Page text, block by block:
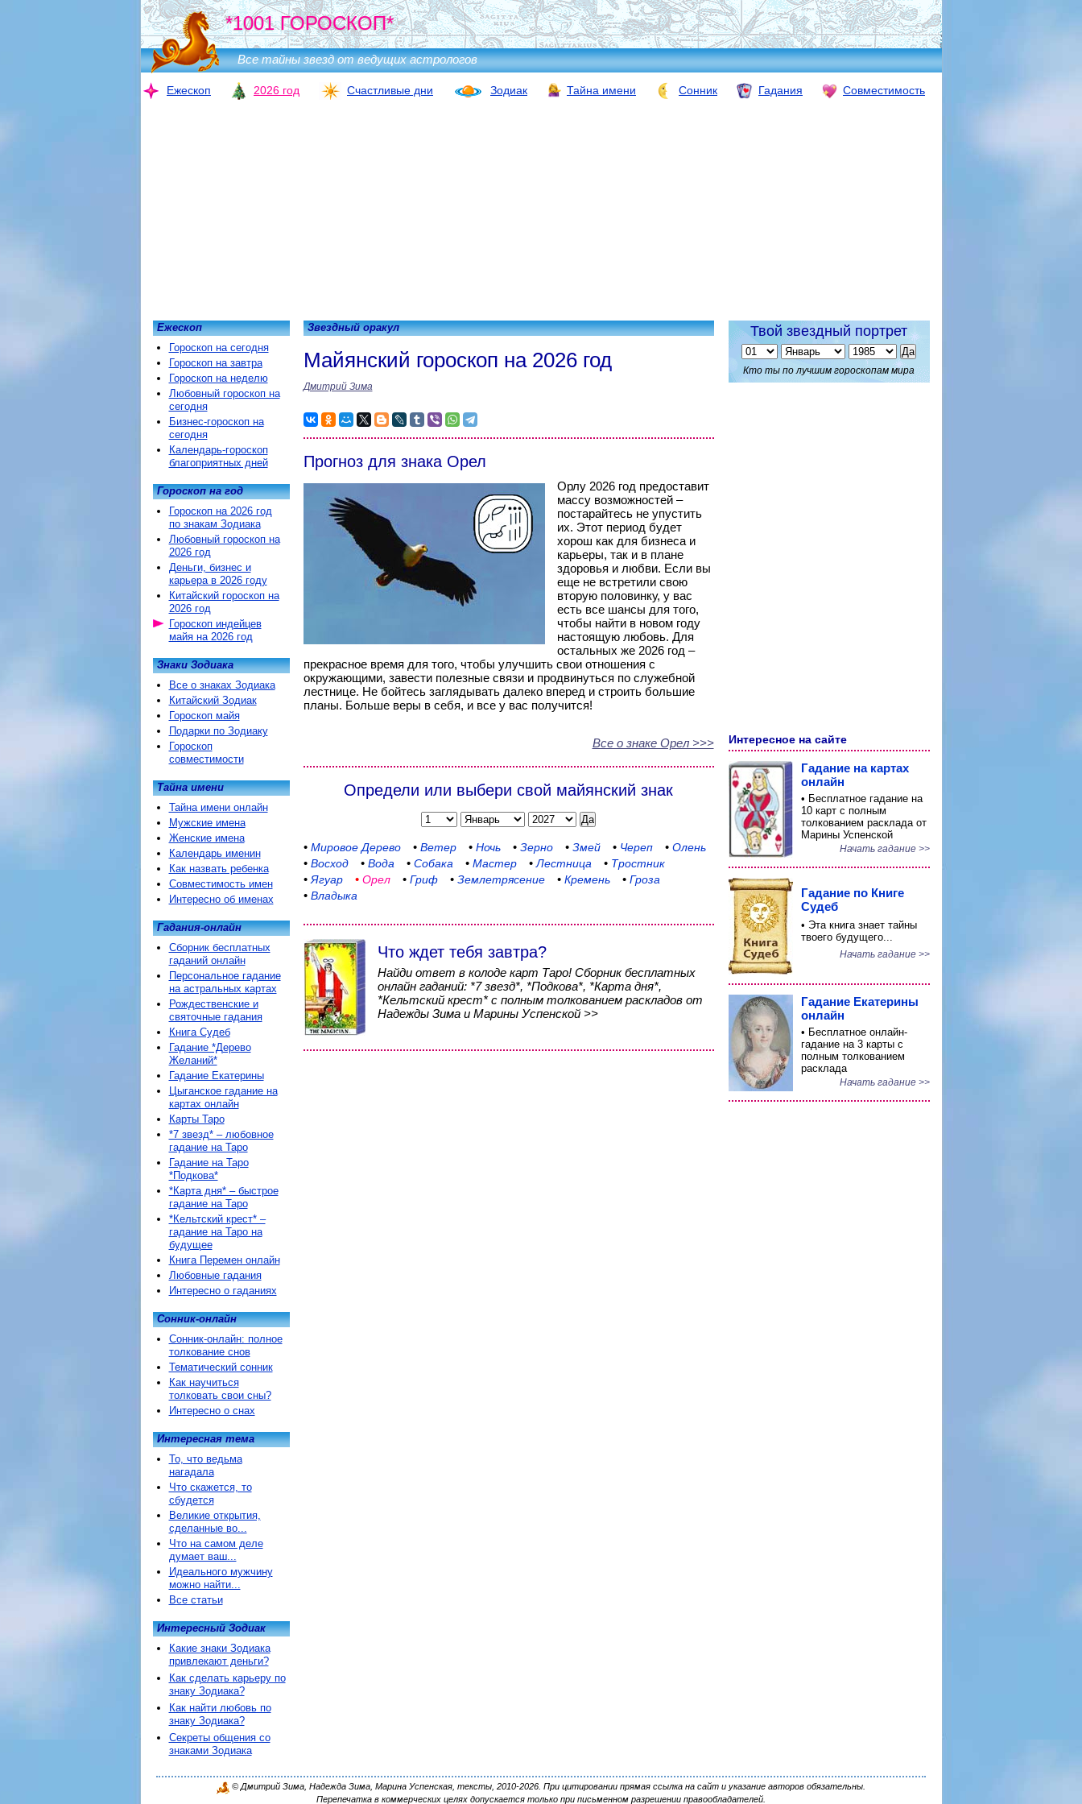
*1001 ГОРОСКОП*
Все тайны звезд от ведущих астрологов
Ежескоп 2026 год Счастливые дни Зодиак Тайна имени Сонник Гадания Совместимость
Звездный оракул
Майянский гороскоп на 2026 год
Дмитрий Зима
Прогноз для знака Орел
Орлу 2026 год предоставит
массу возможностей –
постарайтесь не упустить
их. Этот период будет
хорош как для бизнеса и
карьеры, так и в плане
здоровья и любви. Если вы
еще не встретили свою
вторую половинку, у вас
есть все шансы для того,
чтобы найти в новом году
настоящую любовь. Для
остальных же 2026 год –
прекрасное время для того, чтобы улучшить свои отношения с
окружающими, завести полезные связи и продвинуться по служебной
лестнице. Не бойтесь заглядывать далеко вперед и строить большие
планы. Больше веры в себя, и все у вас получится!
Все о знаке Орел >>>
Определи или выбери свой майянский знак
• Мировое Дерево • Ветер • Ночь • Зерно • Змей • Череп • Олень
• Восход • Вода • Собака • Мастер • Лестница • Тростник
• Ягуар • Орел • Гриф • Землетрясение • Кремень • Гроза
• Владыка
Что ждет тебя завтра?
Найди ответ в колоде карт Таро! Сборник бесплатных
онлайн гаданий: *7 звезд*, *Подкова*, *Карта дня*,
*Кельтский крест* с полным толкованием раскладов от
Надежды Зима и Марины Успенской >>
Ежескоп
Гороскоп на сегодня
Гороскоп на завтра
Гороскоп на неделю
Любовный гороскоп на
сегодня
Бизнес-гороскоп на
сегодня
Календарь-гороскоп
благоприятных дней
Гороскоп на год
Гороскоп на 2026 год
по знакам Зодиака
Любовный гороскоп на
2026 год
Деньги, бизнес и
карьера в 2026 году
Китайский гороскоп на
2026 год
Гороскоп индейцев
майя на 2026 год
Знаки Зодиака
Все о знаках Зодиака
Китайский Зодиак
Гороскоп майя
Подарки по Зодиаку
Гороскоп
совместимости
Тайна имени
Тайна имени онлайн
Мужские имена
Женские имена
Календарь именин
Как назвать ребенка
Совместимость имен
Интересно об именах
Гадания-онлайн
Сборник бесплатных
гаданий онлайн
Персональное гадание
на астральных картах
Рождественские и
святочные гадания
Книга Судеб
Гадание *Дерево
Желаний*
Гадание Екатерины
Цыганское гадание на
картах онлайн
Карты Таро
*7 звезд* – любовное
гадание на Таро
Гадание на Таро
*Подкова*
*Карта дня* – быстрое
гадание на Таро
*Кельтский крест* –
гадание на Таро на
будущее
Книга Перемен онлайн
Любовные гадания
Интересно о гаданиях
Сонник-онлайн
Сонник-онлайн: полное
толкование снов
Тематический сонник
Как научиться
толковать свои сны?
Интересно о снах
Интересная тема
То, что ведьма
нагадала
Что скажется, то
сбудется
Великие открытия,
сделанные во...
Что на самом деле
думает ваш...
Идеального мужчину
можно найти...
Все статьи
Интересный Зодиак
Какие знаки Зодиака
привлекают деньги?
Как сделать карьеру по
знаку Зодиака?
Как найти любовь по
знаку Зодиака?
Секреты общения со
знаками Зодиака
Твой звездный портрет
Кто ты по лучшим гороскопам мира
Интересное на сайте
Гадание на картах
онлайн
• Бесплатное гадание на
10 карт с полным
толкованием расклада от
Марины Успенской
Начать гадание >>
Гадание по Книге
Судеб
• Эта книга знает тайны
твоего будущего...
Начать гадание >>
Гадание Екатерины
онлайн
• Бесплатное онлайн-
гадание на 3 карты с
полным толкованием
расклада
Начать гадание >>
© Дмитрий Зима, Надежда Зима, Марина Успенская, тексты, 2010-2026. При цитировании прямая ссылка на сайт и указание авторов обязательны.
Перепечатка в коммерческих целях допускается только при письменном разрешении правообладателей.